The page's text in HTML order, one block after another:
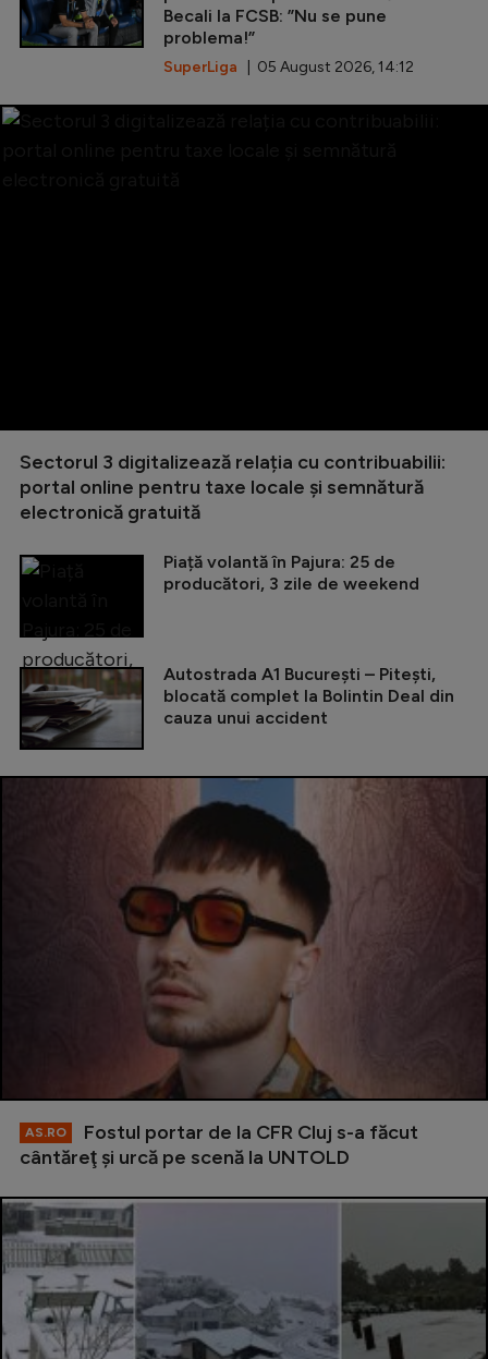
Becali la FCSB: ”Nu se pune
problema!”
SuperLiga | 05 August 2026, 14:12
Sectorul 3 digitalizează relația cu contribuabilii:
portal online pentru taxe locale și semnătură
electronică gratuită
Piață volantă în Pajura: 25 de
producători, 3 zile de weekend
Autostrada A1 București – Pitești,
blocată complet la Bolintin Deal din
cauza unui accident
AS.RO
Fostul portar de la CFR Cluj s-a făcut
cântăreţ şi urcă pe scenă la UNTOLD